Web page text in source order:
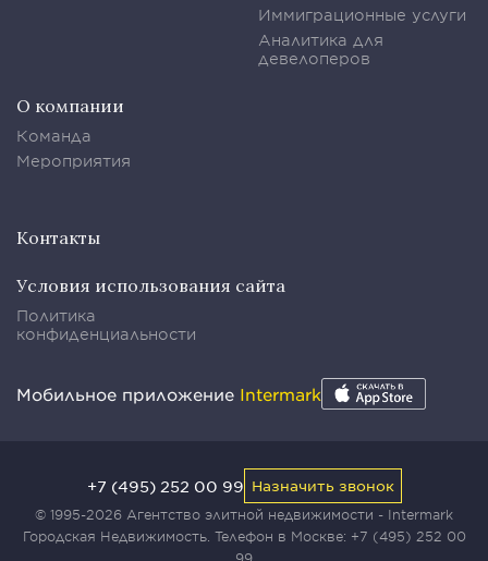
Иммиграционные услуги
Аналитика для
девелоперов
О компании
Команда
Мероприятия
Контакты
Условия использования сайта
Политика
конфиденциальности
Мобильное приложение Intermark
© 1995-2026 Агентство элитной недвижимости - Intermark
Городская Недвижимость. Телефон в Москве: +7 (495) 252 00
+7 (495) 252 00 99 Назначить звонок